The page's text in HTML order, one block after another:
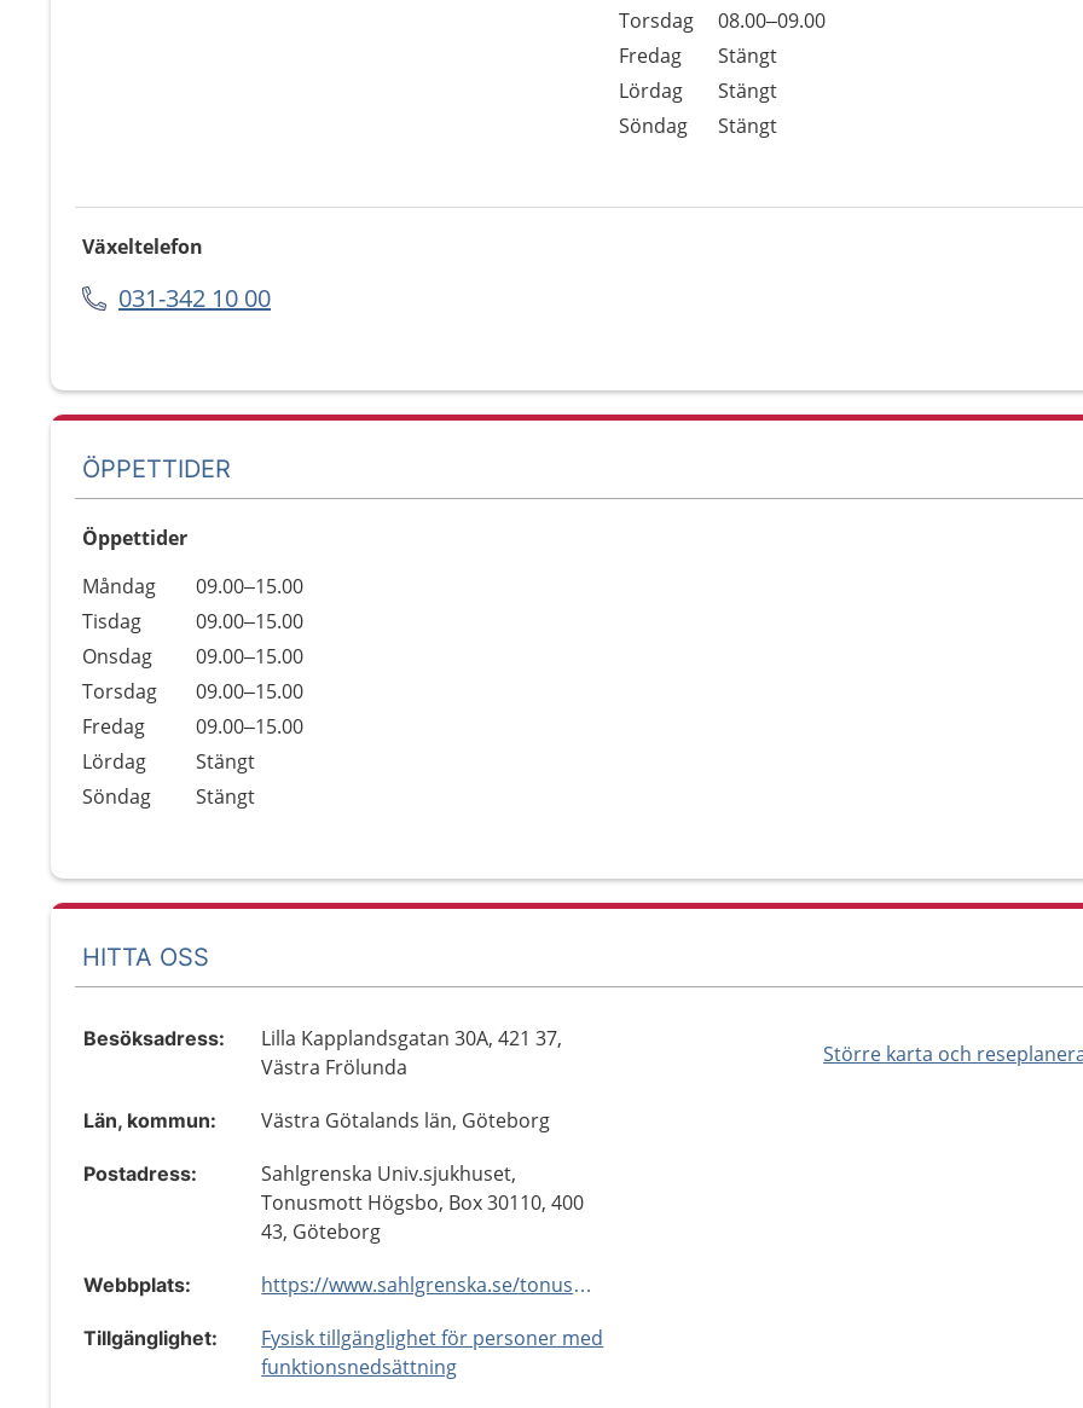
Torsdag
08.00–09.00
Fredag
Stängt
Lördag
Stängt
Söndag
Stängt
Växeltelefon
031-342 10 00
ÖPPETTIDER
Öppettider
Dag
Öppettider
Kommentarer
Måndag
09.00–15.00
Tisdag
09.00–15.00
Onsdag
09.00–15.00
Torsdag
09.00–15.00
Fredag
09.00–15.00
Lördag
Stängt
Söndag
Stängt
HITTA OSS
Större karta och
Besöksadress:
Lilla Kapplandsgatan 30A, 421 37,
Västra Frölunda
Län, kommun: Västra Götalands län, Göteborg
Postadress:
Sahlgrenska Univ.sjukhuset,
Tonusmott Högsbo, Box 30110, 400
43, Göteborg
Webbplats: https://www.sahlgrenska.se/tonusmottagning-hogsbo
Tillgänglighet:
Fysisk tillgänglighet för personer med
funktionsnedsättning